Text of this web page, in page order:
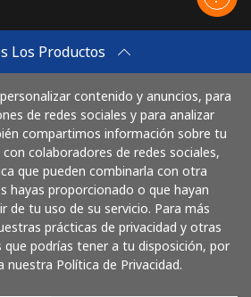
Los Productos
contenido y anuncios, para
de redes sociales y para analizar
compartimos información sobre tu
colaboradores de redes sociales,
que pueden combinarla con otra
hayas proporcionado o que hayan
de tu uso de su servicio. Para más
prácticas de privacidad y otras
que podrías tener a tu disposición, por
nuestra Política de Privacidad.
Paga con